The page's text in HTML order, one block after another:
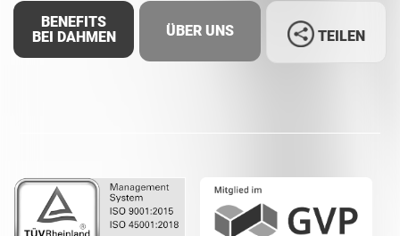
BENEFITS
BEI DAHMEN
ÜBER UNS
Whatsapp
TEILEN